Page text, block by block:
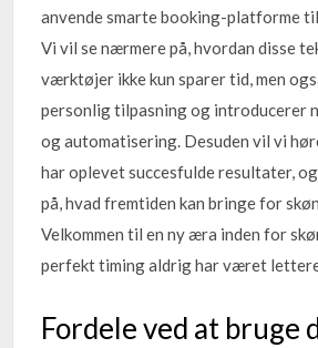
anvende smarte booking-platforme
Vi vil se nærmere på, hvordan disse
værktøjer ikke kun sparer tid, men
personlig tilpasning og introducerer
og automatisering. Desuden vil vi
har oplevet succesfulde resultater,
på, hvad fremtiden kan bringe for
Velkommen til en ny æra inden for
perfekt timing aldrig har været lettere
Fordele ved at bruge